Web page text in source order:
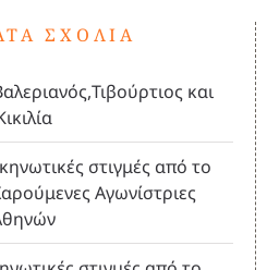
ΣΧΌΛΙΑ
και
στιγμές από το
Αγωνίστριες